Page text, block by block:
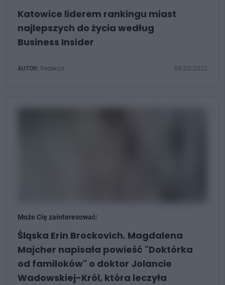
Katowice liderem rankingu miast
najlepszych do życia według
Business Insider
AUTOR: Redakcja 09/03/2023
Może Cię zainteresować:
Śląska Erin Brockovich. Magdalena
Majcher napisała powieść "Doktórka
od familoków" o doktor Jolancie
Wadowskiej-Król, która leczyła